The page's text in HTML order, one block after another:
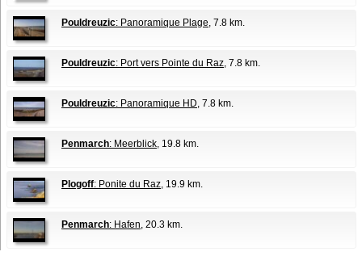
Pouldreuzic: Panoramique Plage, 7.8 km.
Pouldreuzic: Port vers Pointe du Raz, 7.8 km.
Pouldreuzic: Panoramique HD, 7.8 km.
Penmarch: Meerblick, 19.8 km.
Plogoff: Ponite du Raz, 19.9 km.
Penmarch: Hafen, 20.3 km.